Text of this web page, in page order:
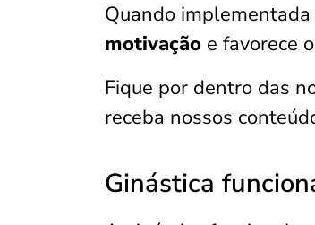
Quando
motivação e favorece
Fique por dentro das
receba nossos
Ginástica